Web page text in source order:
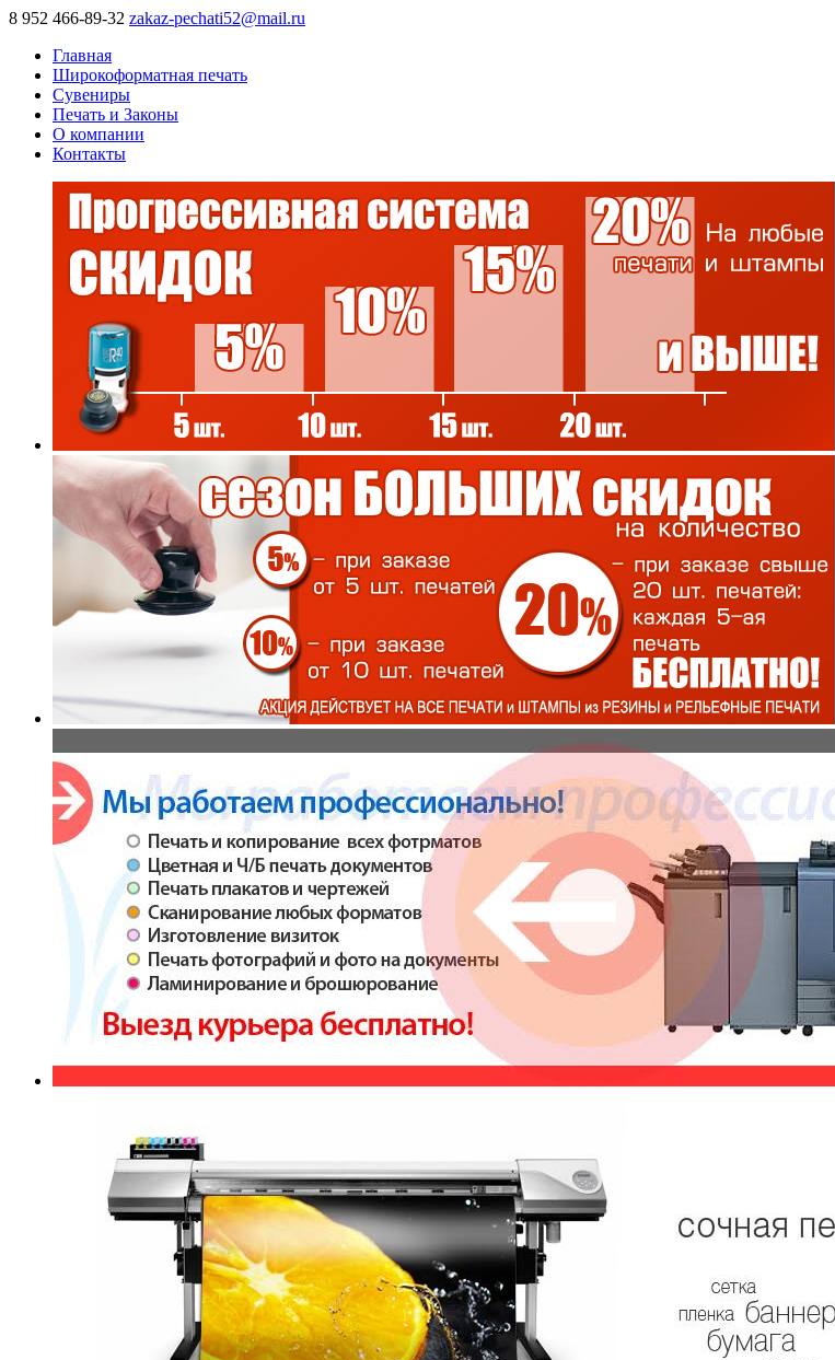
8 952 466-89-32 zakaz-pechati52@mail.ru
Главная
Широкоформатная печать
Сувениры
Печать и Законы
О компании
Контакты